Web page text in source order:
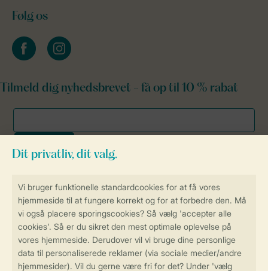
Sikker og hurtig online booking
Sikker datahåndtering
Følg os
facebookinstagram
Tilmeld dig nyhedsbrevet - få op til 10 % rabat